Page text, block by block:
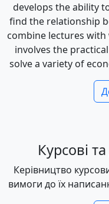
develops the ability
find the relationship
combine lectures
involves the
solve a variety of
Курсові
Керівництво
вимоги до їх